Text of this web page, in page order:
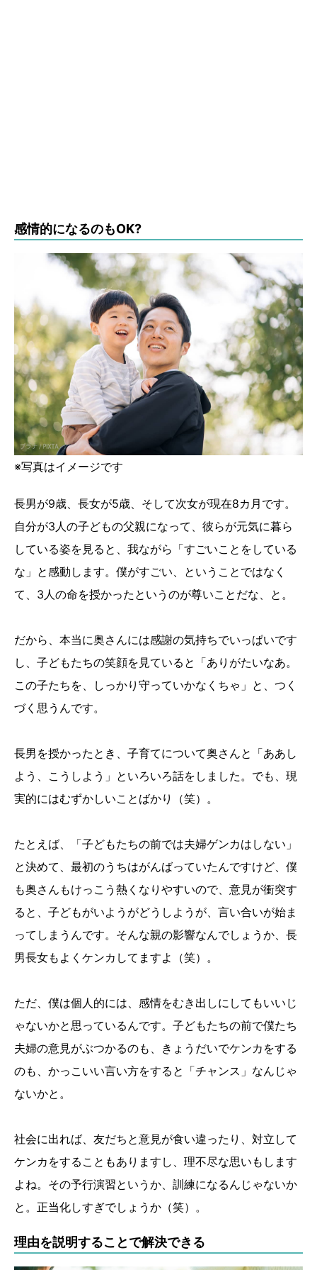
感情的になるのもOK?
※写真はイメージです
長男が9歳、長女が5歳、そして次女が現在8カ月です。
自分が3人の子どもの父親になって、彼らが元気に暮ら
している姿を見ると、我ながら「すごいことをしている
な」と感動します。僕がすごい、ということではなく
て、3人の命を授かったというのが尊いことだな、と。
だから、本当に奥さんには感謝の気持ちでいっぱいです
し、子どもたちの笑顔を見ていると「ありがたいなあ。
この子たちを、しっかり守っていかなくちゃ」と、つく
づく思うんです。
長男を授かったとき、子育てについて奥さんと「ああし
よう、こうしよう」といろいろ話をしました。でも、現
実的にはむずかしいことばかり（笑）。
たとえば、「子どもたちの前では夫婦ゲンカはしない」
と決めて、最初のうちはがんばっていたんですけど、僕
も奥さんもけっこう熱くなりやすいので、意見が衝突す
ると、子どもがいようがどうしようが、言い合いが始ま
ってしまうんです。そんな親の影響なんでしょうか、長
男長女もよくケンカしてますよ（笑）。
ただ、僕は個人的には、感情をむき出しにしてもいいじ
ゃないかと思っているんです。子どもたちの前で僕たち
夫婦の意見がぶつかるのも、きょうだいでケンカをする
のも、かっこいい言い方をすると「チャンス」なんじゃ
ないかと。
社会に出れば、友だちと意見が食い違ったり、対立して
ケンカをすることもありますし、理不尽な思いもします
よね。その予行演習というか、訓練になるんじゃないか
と。正当化しすぎでしょうか（笑）。
理由を説明することで解決できる